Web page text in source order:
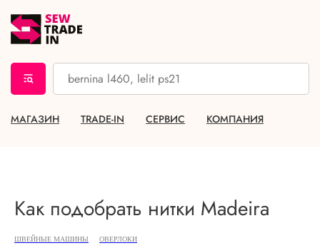
МАГАЗИН TRADE-IN СЕРВИС КОМПАНИЯ
Как подобрать нитки Madeira
ШВЕЙНЫЕ МАШИНЫ ОВЕРЛОКИ